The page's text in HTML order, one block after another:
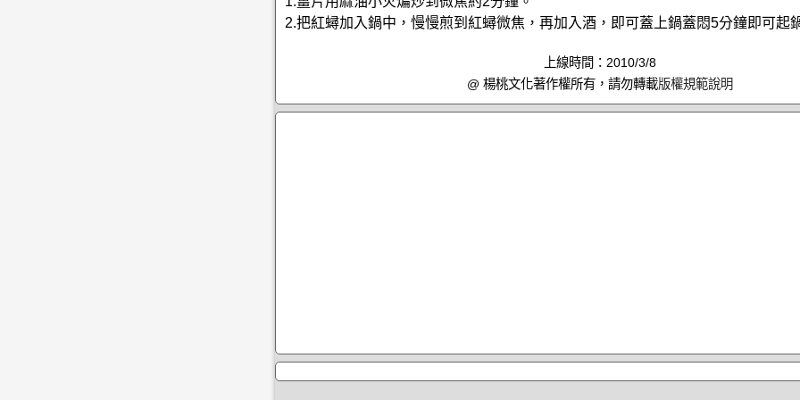
2.把紅蟳加入鍋中，慢慢煎到紅蟳微焦，再加入酒，即可蓋上鍋蓋悶5分鐘即可起
上線時間：2010/3/8
@ 楊桃文化著作權所有，請勿轉載版權規範說明